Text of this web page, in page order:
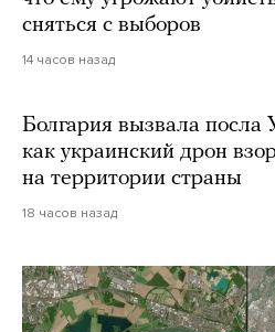
сняться с выборов
14 часов назад
Болгария вызвала посла
как украинский дрон
на территории страны
18 часов назад